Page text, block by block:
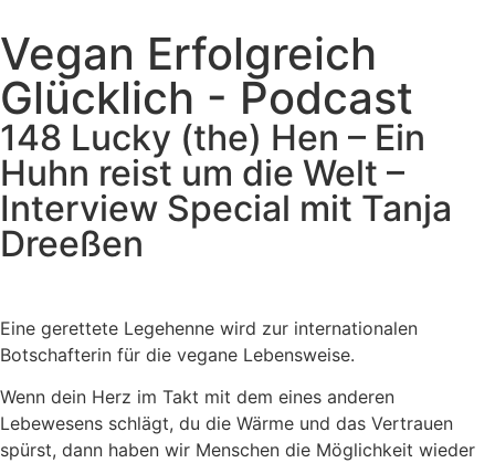
Vegan Erfolgreich
Glücklich - Podcast
148 Lucky (the) Hen – Ein
Huhn reist um die Welt –
Interview Special mit Tanja
Dreeßen
Eine gerettete Legehenne wird zur internationalen
Botschafterin für die vegane Lebensweise.
Wenn dein Herz im Takt mit dem eines anderen
Lebewesens schlägt, du die Wärme und das Vertrauen
spürst, dann haben wir Menschen die Möglichkeit wieder